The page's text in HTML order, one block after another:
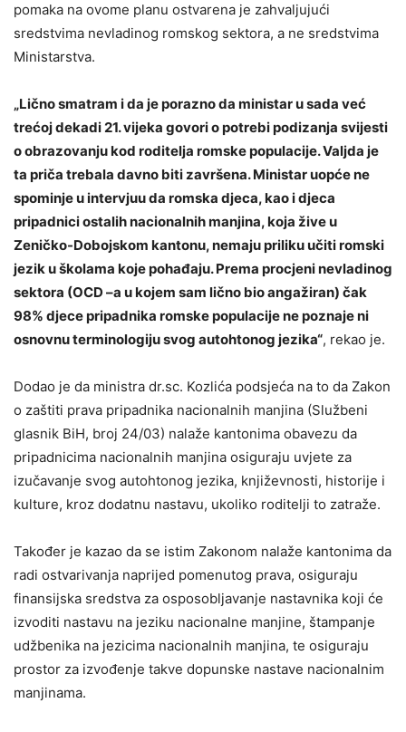
pomaka na ovome planu ostvarena je zahvaljujući
sredstvima nevladinog romskog sektora, a ne sredstvima
Ministarstva.
„Lično smatram i da je porazno da ministar u sada već
trećoj dekadi 21. vijeka govori o potrebi podizanja svijesti
o obrazovanju kod roditelja romske populacije. Valjda je
ta priča trebala davno biti završena. Ministar uopće ne
spominje u intervjuu da romska djeca, kao i djeca
pripadnici ostalih nacionalnih manjina, koja žive u
Zeničko-Dobojskom kantonu, nemaju priliku učiti romski
jezik u školama koje pohađaju. Prema procjeni nevladinog
sektora (OCD –a u kojem sam lično bio angažiran) čak
98% djece pripadnika romske populacije ne poznaje ni
osnovnu terminologiju svog autohtonog jezika“, rekao je.
Dodao je da ministra dr.sc. Kozlića podsjeća na to da Zakon
o zaštiti prava pripadnika nacionalnih manjina (Službeni
glasnik BiH, broj 24/03) nalaže kantonima obavezu da
pripadnicima nacionalnih manjina osiguraju uvjete za
izučavanje svog autohtonog jezika, književnosti, historije i
kulture, kroz dodatnu nastavu, ukoliko roditelji to zatraže.
Također je kazao da se istim Zakonom nalaže kantonima da
radi ostvarivanja naprijed pomenutog prava, osiguraju
finansijska sredstva za osposobljavanje nastavnika koji će
izvoditi nastavu na jeziku nacionalne manjine, štampanje
udžbenika na jezicima nacionalnih manjina, te osiguraju
prostor za izvođenje takve dopunske nastave nacionalnim
manjinama.